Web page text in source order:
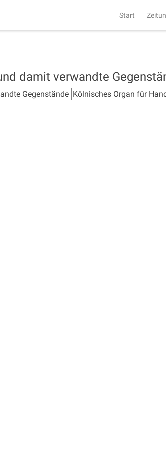
Start
damit verwandte
Gegenstände Kölnisches Organ für